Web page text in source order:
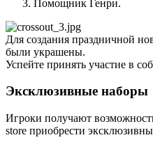
Помощник Генри.
Для создания праздничной
были украшены.
Успейте принять участие в
Эксклюзивные наборы
Игроки получают
store приобрести